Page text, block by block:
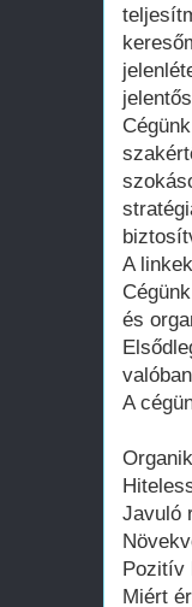
A
és
A
Javuló
Pozitív
Miért